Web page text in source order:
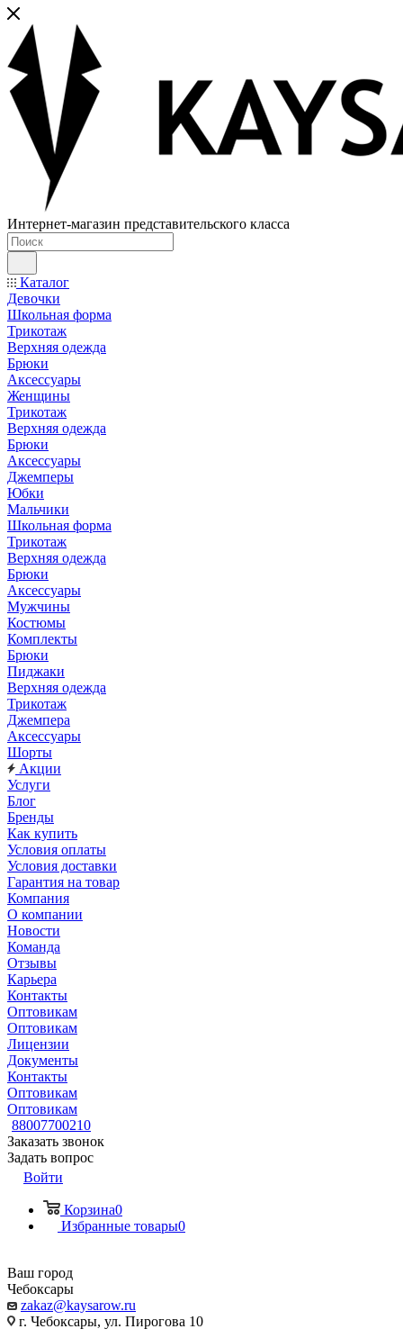
Интернет-магазин представительского класса
Каталог
Девочки
Школьная форма
Трикотаж
Верхняя одежда
Брюки
Аксессуары
Женщины
Трикотаж
Верхняя одежда
Брюки
Аксессуары
Джемперы
Юбки
Мальчики
Школьная форма
Трикотаж
Верхняя одежда
Брюки
Аксессуары
Мужчины
Костюмы
Комплекты
Брюки
Пиджаки
Верхняя одежда
Трикотаж
Джемпера
Аксессуары
Шорты
Акции
Услуги
Блог
Бренды
Как купить
Условия оплаты
Условия доставки
Гарантия на товар
Компания
О компании
Новости
Команда
Отзывы
Карьера
Контакты
Оптовикам
Оптовикам
Лицензии
Документы
Контакты
Оптовикам
Оптовикам
88007700210
Заказать звонок
Задать вопрос
Войти
Корзина0
Избранные товары0
Ваш город
Чебоксары
zakaz@kaysarow.ru
г. Чебоксары, ул. Пирогова 10